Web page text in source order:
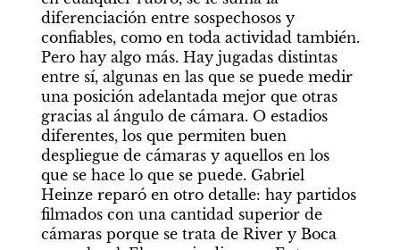
diferenciación entre sospechosos y
confiables, como en toda actividad también.
Pero hay algo más. Hay jugadas distintas
entre sí, algunas en las que se puede medir
una posición adelantada mejor que otras
gracias al ángulo de cámara. O estadios
diferentes, los que permiten buen
despliegue de cámaras y aquellos en los
que se hace lo que se puede. Gabriel
Heinze reparó en otro detalle: hay partidos
filmados con una cantidad superior de
cámaras porque se trata de River y Boca